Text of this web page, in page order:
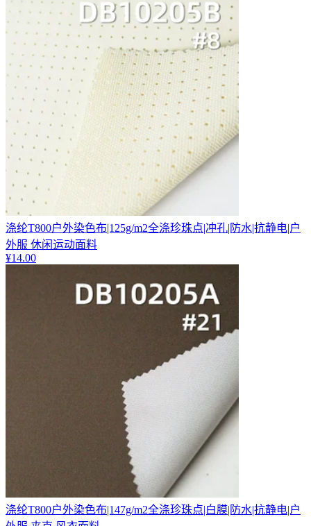
涤纶T800户外染色布|125g/m2全涤珍珠点|冲孔|防水|抗静电|户
外服 休闲运动面料
¥14.00
涤纶T800户外染色布|147g/m2全涤珍珠点|白膜|防水|抗静电|户